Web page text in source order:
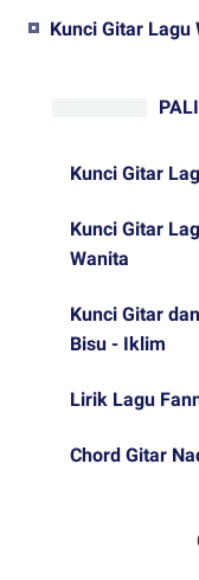
Kunci Gitar
Kunci Gitar
Kunci Gitar
Wanita
Kunci Gitar
Bisu - Iklim
Lirik Lagu
Chord Gitar